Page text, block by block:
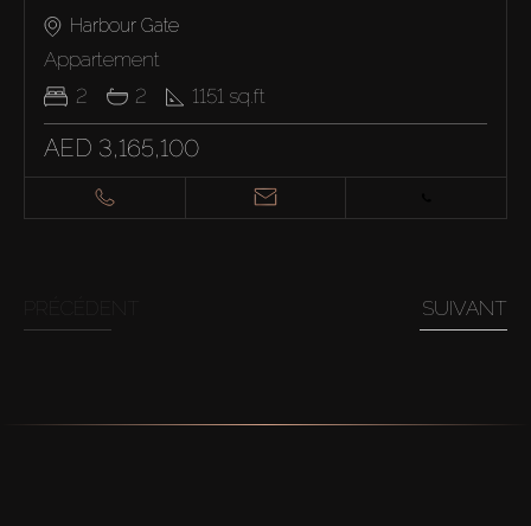
Harbour Gate
Appartement
2
2 1151 sq.ft
AED 3,165,100
SUIVANT